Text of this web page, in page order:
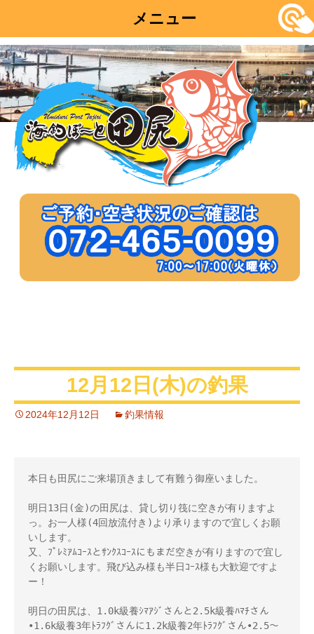
メニュー
コ
ン
テ
ン
ツ
12月12日(木)の釣果
2024年12月12日 釣果情報
本日も田尻にご来場頂きまして有難う御座いました。
明日13日(金)の田尻は、貸し切り筏に空きが有りますよ
っ。お一人様(4回放流付き)より承りますので宜しくお願
いします。
又、ﾌﾟﾚﾐｱﾑｺｰｽとｻﾝｸｽｺｰｽにもまだ空きが有りますので宜し
くお願いします。飛び込み様も半日ｺｰｽ様も大歓迎ですよ
ー！
明日の田尻は、1.0k級養ｼﾏｱｼﾞさんと2.5k級養ﾊﾏﾁさん
•1.6k級養3年ﾄﾗﾌｸﾞさんに1.2k級養2年ﾄﾗﾌｸﾞさん•2.5～